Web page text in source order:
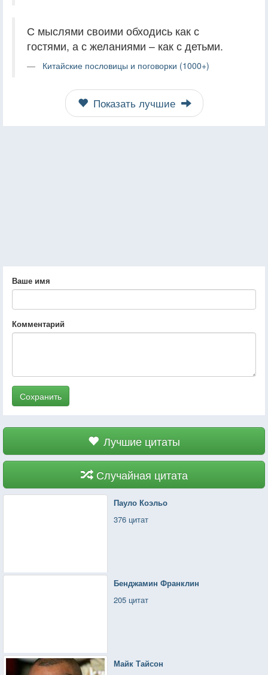
С мыслями своими обходись как с
гостями, а с желаниями – как с детьми.
Китайские пословицы и поговорки (1000+)
Показать лучшие
Ваше имя
Комментарий
Сохранить
Лучшие цитаты
Случайная цитата
Пауло Коэльо
376 цитат
Бенджамин Франклин
205 цитат
Майк Тайсон